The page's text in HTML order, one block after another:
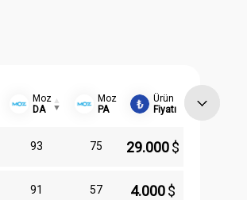
Moz
DA
Moz
PA
Ürün
Fiyatı
93 75 29.000$
91 57 4.000$